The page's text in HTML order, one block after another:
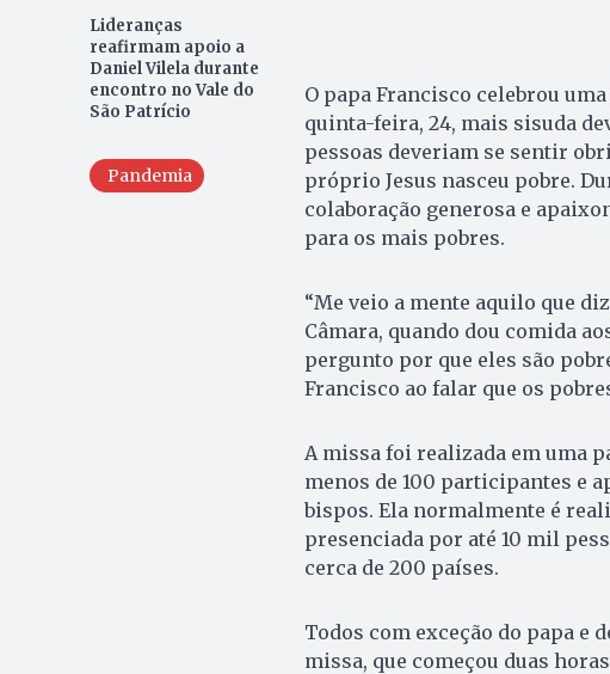
Lideranças
reafirmam apoio a
Daniel Vilela durante
encontro no Vale do
São Patrício
Pandemia
O papa Francisco celebrou
quinta-feira, 24, mais sisuda
pessoas deveriam se sentir
próprio Jesus nasceu pobre.
colaboração generosa e
para os mais pobres.
“Me veio a mente aquilo que
Câmara, quando dou comida
pergunto por que eles são
Francisco ao falar que os
A missa foi realizada em uma
menos de 100 participantes e
bispos. Ela normalmente é
presenciada por até 10 mil
cerca de 200 países.
Todos com exceção do papa e
missa, que começou duas